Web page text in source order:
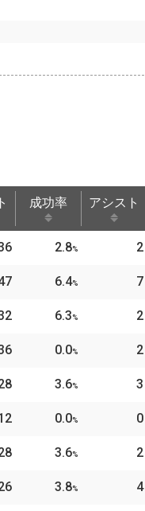
成功率 アシスト
成功率 アシスト
2.8% 2
6.4% 7
6.3% 2
0.0% 2
3.6% 3
0.0% 0
3.6% 2
3.8% 4